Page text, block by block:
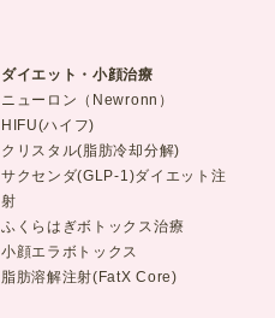
ダイエット・小顔治療
ニューロン（Newronn）
HIFU(ハイフ)
クリスタル(脂肪冷却分解)
サクセンダ(GLP-1)ダイエット注
射
ふくらはぎボトックス治療
小顔エラボトックス
脂肪溶解注射(FatX Core)